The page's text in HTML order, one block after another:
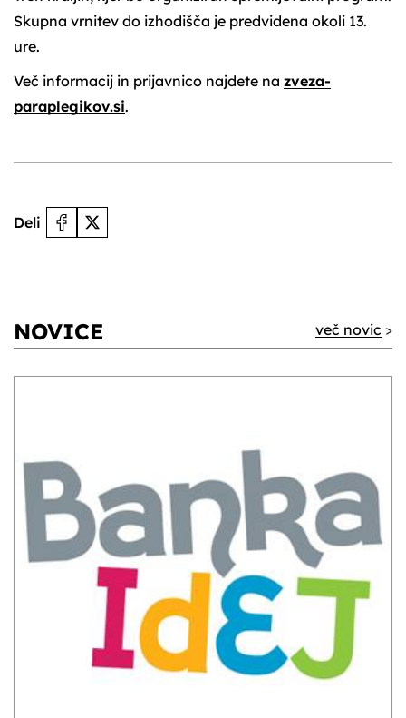
Skupna vrnitev do izhodišča je predvidena okoli 13.
ure.
Več informacij in prijavnico najdete na zveza-
paraplegikov.si.
Deli
NOVICE več novic >